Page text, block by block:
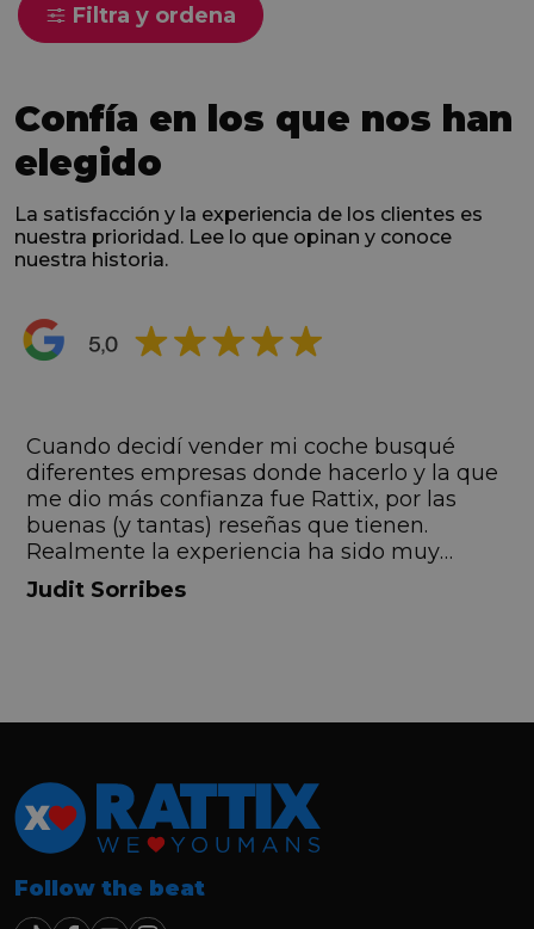
Filtra y ordena
Confía en los que nos han
elegido
La satisfacción y la experiencia de los clientes es
nuestra prioridad. Lee lo que opinan y conoce
nuestra historia.
Cuando decidí vender mi coche busqué
diferentes empresas donde hacerlo y la que
me dio más confianza fue Rattix, por las
buenas (y tantas) reseñas que tienen.
Realmente la experiencia ha sido muy
buena, Carolina ha sido siempre muy atenta
y profesional. Finalmente mi hermana se
Judit Sorribes
Follow the beat